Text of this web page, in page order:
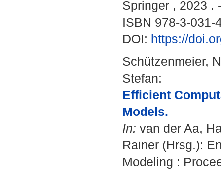
Springer , 2023 .
ISBN 978-3-031-
DOI: https://
Schützenmeier,
Stefan:
Efficient
Models.
In: van der Aa,
Rainer (Hrsg.):
Modeling :